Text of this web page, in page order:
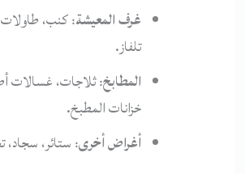
غرف المعيشة: كنب،
تلفاز.
المطابخ: ثلاجات، غسالات
خزانات المطبخ.
أغراض أخرى: ستائر، سجاد،